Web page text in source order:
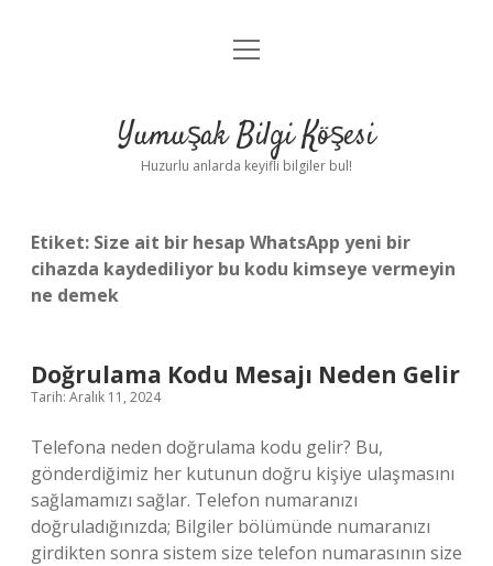
Anasayfa
Yasal Uyarı
menüyü
Yumuşak Bilgi Köşesi
Huzurlu anlarda keyifli bilgiler bul!
Etiket: Size ait bir hesap WhatsApp yeni bir
cihazda kaydediliyor bu kodu kimseye vermeyin
ne demek
Doğrulama Kodu Mesajı Neden Gelir
Tarih: Aralık 11, 2024
Telefona neden doğrulama kodu gelir? Bu,
gönderdiğimiz her kutunun doğru kişiye ulaşmasını
sağlamamızı sağlar. Telefon numaranızı
doğruladığınızda; Bilgiler bölümünde numaranızı
girdikten sonra sistem size telefon numarasının size